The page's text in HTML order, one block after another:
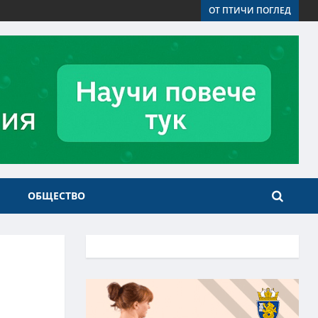
ОТ ПТИЧИ ПОГЛЕД
ОБЩЕСТВО